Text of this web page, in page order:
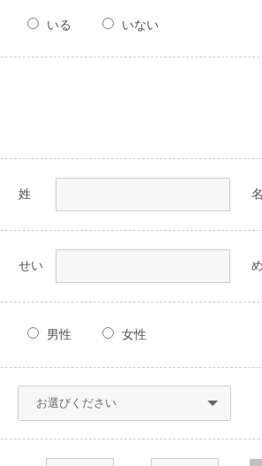
いる いない
姓 名
せい
男性 女性